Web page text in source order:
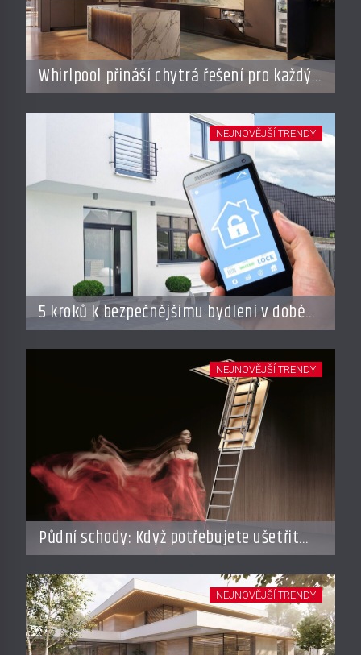
Whirlpool přináší chytrá řešení pro každý
styl vaření
5 kroků k bezpečnějšímu bydlení v době
dovolené
NEJNOVĚJŠÍ TRENDY
Půdní schody: Když potřebujete ušetřit
místo, ale nechcete dělat kompromisy
NEJNOVĚJŠÍ TRENDY
NEJNOVĚJŠÍ TRENDY